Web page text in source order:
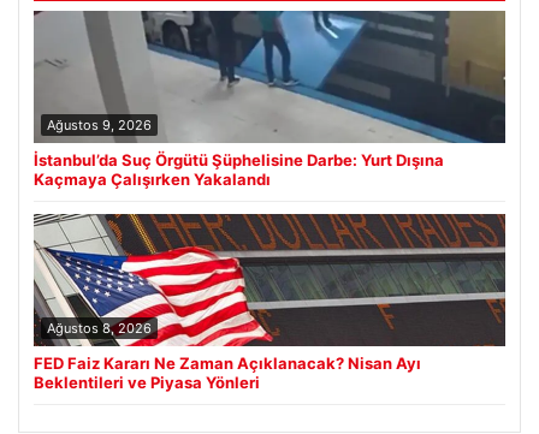
Ağustos 9, 2026
İstanbul’da Suç Örgütü Şüphelisine Darbe: Yurt Dışına
Kaçmaya Çalışırken Yakalandı
Ağustos 8, 2026
FED Faiz Kararı Ne Zaman Açıklanacak? Nisan Ayı
Beklentileri ve Piyasa Yönleri